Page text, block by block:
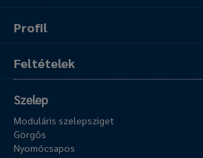
Profil
Feltételek
Szelep
Moduláris szelepsziget
Görgős
Nyomócsapos